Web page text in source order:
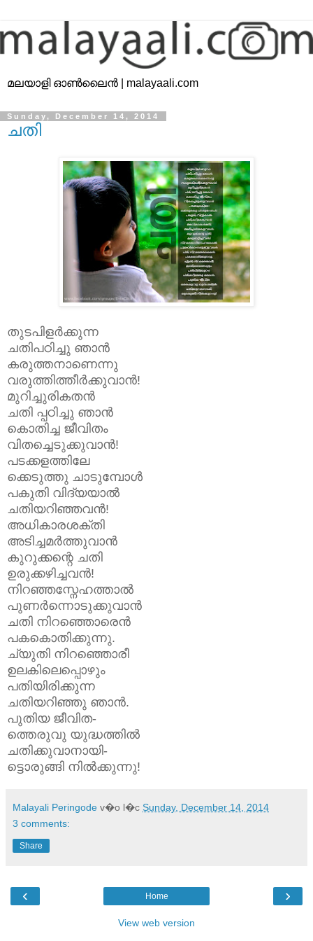
മലയാളി ഓൺലൈൻ | malayaali.com
Sunday, December 14, 2014
ചതി
തുടപിളർക്കുന്ന
ചതിപഠിച്ചു ഞാൻ
കരുത്തനാണെന്നു
വരുത്തിത്തീർക്കുവാൻ!
മുറിച്ചുരികതൻ
ചതി പ്പഠിച്ചു ഞാൻ
കൊതിച്ച ജീവിതം
വിതച്ചെടുക്കുവാൻ!
പടക്കളത്തിലേ
ക്കെടുത്തു ചാടുമ്പോൾ
പകുതി വിദ്യയാൽ
ചതിയറിഞ്ഞവൻ!
അധികാരശക്തി
അടിച്ചമർത്തുവാൻ
കുറുക്കന്റെ ചതി
ഉരുക്കഴിച്ചവൻ!
നിറഞ്ഞസ്നേഹത്താൽ
പുണർന്നൊടുക്കുവാൻ
ചതി നിറഞ്ഞൊരെൻ
പകകൊതിക്കുന്നു.
ച്യുതി നിറഞ്ഞൊരീ
ഉലകിലെപ്പൊഴും
പതിയിരിക്കുന്ന
ചതിയറിഞ്ഞു ഞാൻ.
പുതിയ ജീവിത-
ത്തെരുവു യുദ്ധത്തിൽ
ചതിക്കുവാനായി-
ട്ടൊരുങ്ങി നിൽക്കുന്നു!
Malayali Peringode v�o l�c Sunday, December 14, 2014
3 comments:
Share
‹ ›
Home
View web version